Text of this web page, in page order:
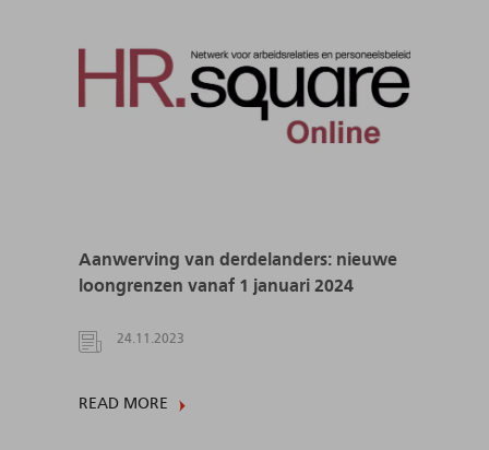
Aanwerving van derdelanders: nieuwe
loongrenzen vanaf 1 januari 2024
24.11.2023
READ MORE